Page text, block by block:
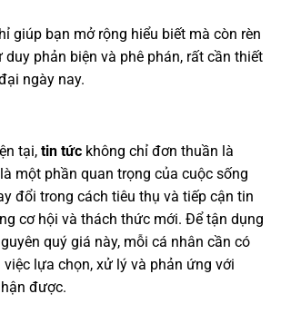
giúp bạn mở rộng hiểu biết mà còn rèn
duy phản biện và phê phán, rất cần thiết
ngày nay.
tại, tin tức không chỉ đơn thuần là
một phần quan trọng của cuộc sống
đổi trong cách tiêu thụ và tiếp cận tin
cơ hội và thách thức mới. Để tận dụng
quý giá này, mỗi cá nhân cần có
lựa chọn, xử lý và phản ứng với
được.